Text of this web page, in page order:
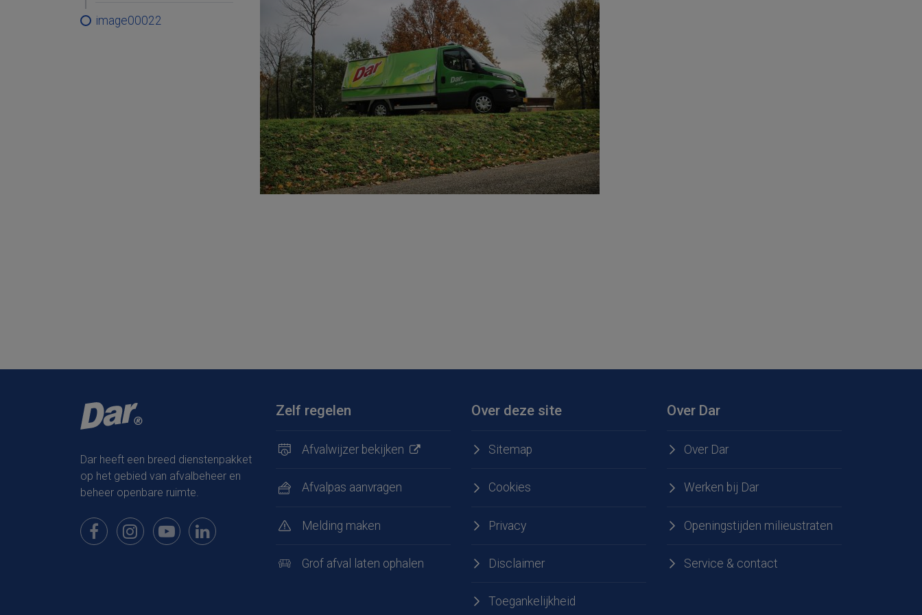
image00022
Dar heeft een breed dienstenpakket
op het gebied van afvalbeheer en
beheer openbare ruimte.
Bekijk onze pagina op Facebook
Bekijk onze pagina op Instagram
Bekijk onze pagina op Youtube
Bekijk onze pagina op LinkedIn
Zelf regelen
Afvalwijzer bekijken
Afvalpas aanvragen
Melding maken
Grof afval laten ophalen
Over deze site
Sitemap
Cookies
Privacy
Disclaimer
Toegankelijkheid
Over Dar
Over Dar
Werken bij Dar
Openingstijden milieustraten
Service & contact